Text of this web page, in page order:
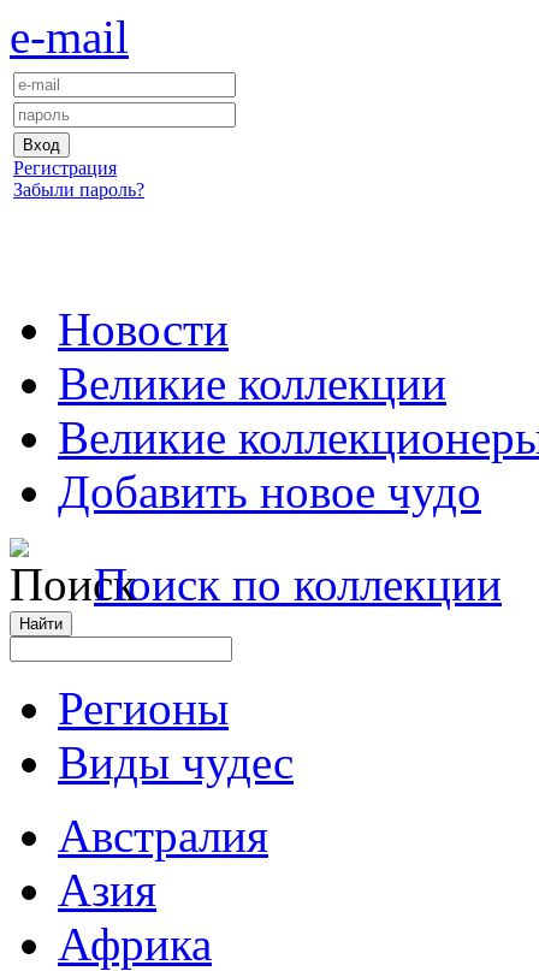
e-mail
Регистрация
Забыли пароль?
Новости
Великие коллекции
Великие
Добавить новое чудо
Поиск по коллекции
Регионы
Виды чудес
Австралия
Азия
Африка